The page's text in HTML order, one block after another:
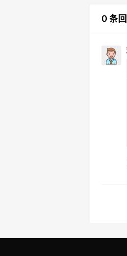
0 条